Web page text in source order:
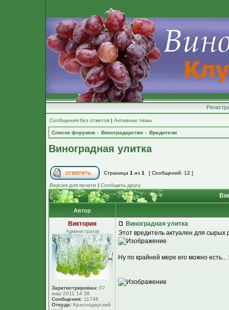
Сообщения без ответов | Активные темы
Список форумов » Виноградарство » Вредители
Виноградная улитка
Страница 1 из 1 [ Сообщений: 12 ]
Версия для печати | Сообщить другу
Автор
Виктория
Администратор
Зарегистрирован: 07
мар 2011 14:36
Сообщения: 11746
Откуда: Краснодарский
Виноградная улитка
Этот вредитель актуален для
Ну по крайней мере его можно есть...